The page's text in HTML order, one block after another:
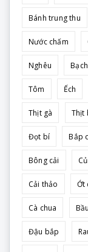
Bánh trung thu
Nước chấm
Nghêu
Tôm Ếch
Thịt gà Thịt
Đọt bí Bắp
Bông cải
Cải thảo Ớt
Cà chua Bầu
Đậu bắp